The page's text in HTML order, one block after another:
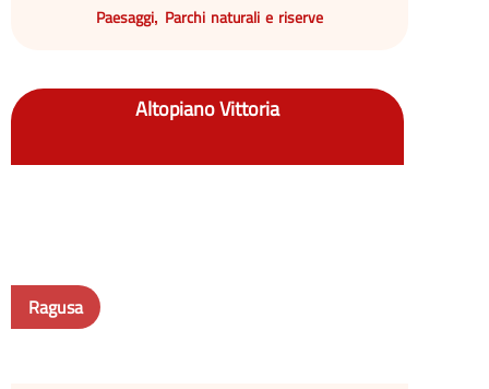
Paesaggi, Parchi naturali e riserve
Altopiano Vittoria
Ragusa